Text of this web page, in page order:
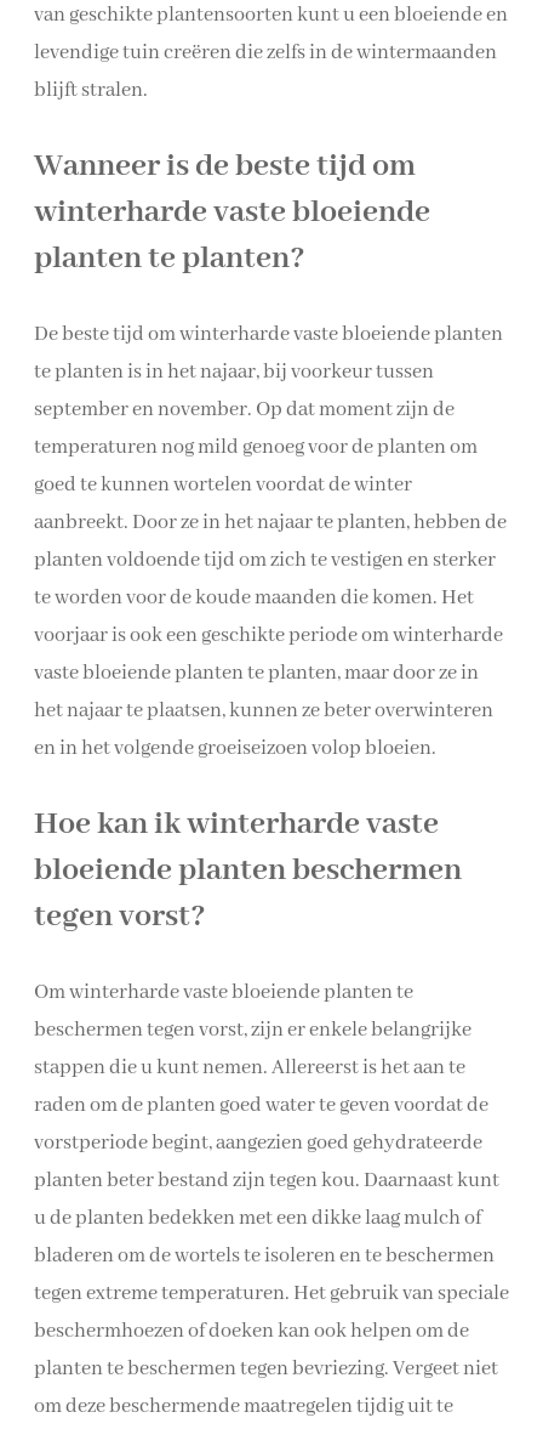
van geschikte plantensoorten kunt u een bloeiende en
levendige tuin creëren die zelfs in de wintermaanden
blijft stralen.
Wanneer is de beste tijd om
winterharde vaste bloeiende
planten te planten?
De beste tijd om winterharde vaste bloeiende planten
te planten is in het najaar, bij voorkeur tussen
september en november. Op dat moment zijn de
temperaturen nog mild genoeg voor de planten om
goed te kunnen wortelen voordat de winter
aanbreekt. Door ze in het najaar te planten, hebben de
planten voldoende tijd om zich te vestigen en sterker
te worden voor de koude maanden die komen. Het
voorjaar is ook een geschikte periode om winterharde
vaste bloeiende planten te planten, maar door ze in
het najaar te plaatsen, kunnen ze beter overwinteren
en in het volgende groeiseizoen volop bloeien.
Hoe kan ik winterharde vaste
bloeiende planten beschermen
tegen vorst?
Om winterharde vaste bloeiende planten te
beschermen tegen vorst, zijn er enkele belangrijke
stappen die u kunt nemen. Allereerst is het aan te
raden om de planten goed water te geven voordat de
vorstperiode begint, aangezien goed gehydrateerde
planten beter bestand zijn tegen kou. Daarnaast kunt
u de planten bedekken met een dikke laag mulch of
bladeren om de wortels te isoleren en te beschermen
tegen extreme temperaturen. Het gebruik van speciale
beschermhoezen of doeken kan ook helpen om de
planten te beschermen tegen bevriezing. Vergeet niet
om deze beschermende maatregelen tijdig uit te